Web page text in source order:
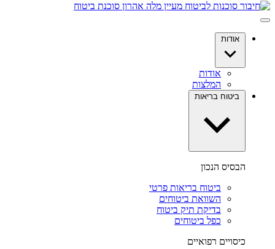
אודות
אודות
המלצות
ביטוח בריאות
הבסיס הנכון
ביטוח בריאות פרטי
השוואת ביטוחים
בדיקת תיק ביטוח
כפל ביטוחים
כיסויים רפואיים